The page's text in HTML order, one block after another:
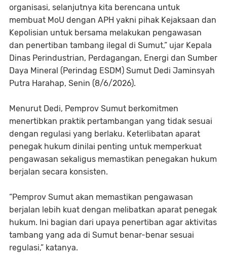
organisasi, selanjutnya kita berencana untuk
membuat MoU dengan APH yakni pihak Kejaksaan dan
Kepolisian untuk bersama melakukan pengawasan
dan penertiban tambang ilegal di Sumut,” ujar Kepala
Dinas Perindustrian, Perdagangan, Energi dan Sumber
Daya Mineral (Perindag ESDM) Sumut Dedi Jaminsyah
Putra Harahap, Senin (8/6/2026).
Menurut Dedi, Pemprov Sumut berkomitmen
menertibkan praktik pertambangan yang tidak sesuai
dengan regulasi yang berlaku. Keterlibatan aparat
penegak hukum dinilai penting untuk memperkuat
pengawasan sekaligus memastikan penegakan hukum
berjalan secara konsisten.
“Pemprov Sumut akan memastikan pengawasan
berjalan lebih kuat dengan melibatkan aparat penegak
hukum. Ini bagian dari upaya penertiban agar aktivitas
tambang yang ada di Sumut benar-benar sesuai
regulasi,” katanya.